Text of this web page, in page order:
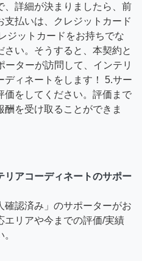
、詳細が決まりましたら、前
払いは、クレジットカード
ジットカードをお持ちでな
い。そうすると、本契約と
ーターが訪問して、インテリ
ディネートをします！ 5.サー
価をしてください。評価まで
を受け取ることができま
リアコーディネートのサポー
確認済み」のサポーターがお
エリアや今までの評価/実績